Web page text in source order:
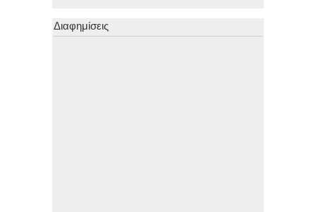
Διαφημίσεις